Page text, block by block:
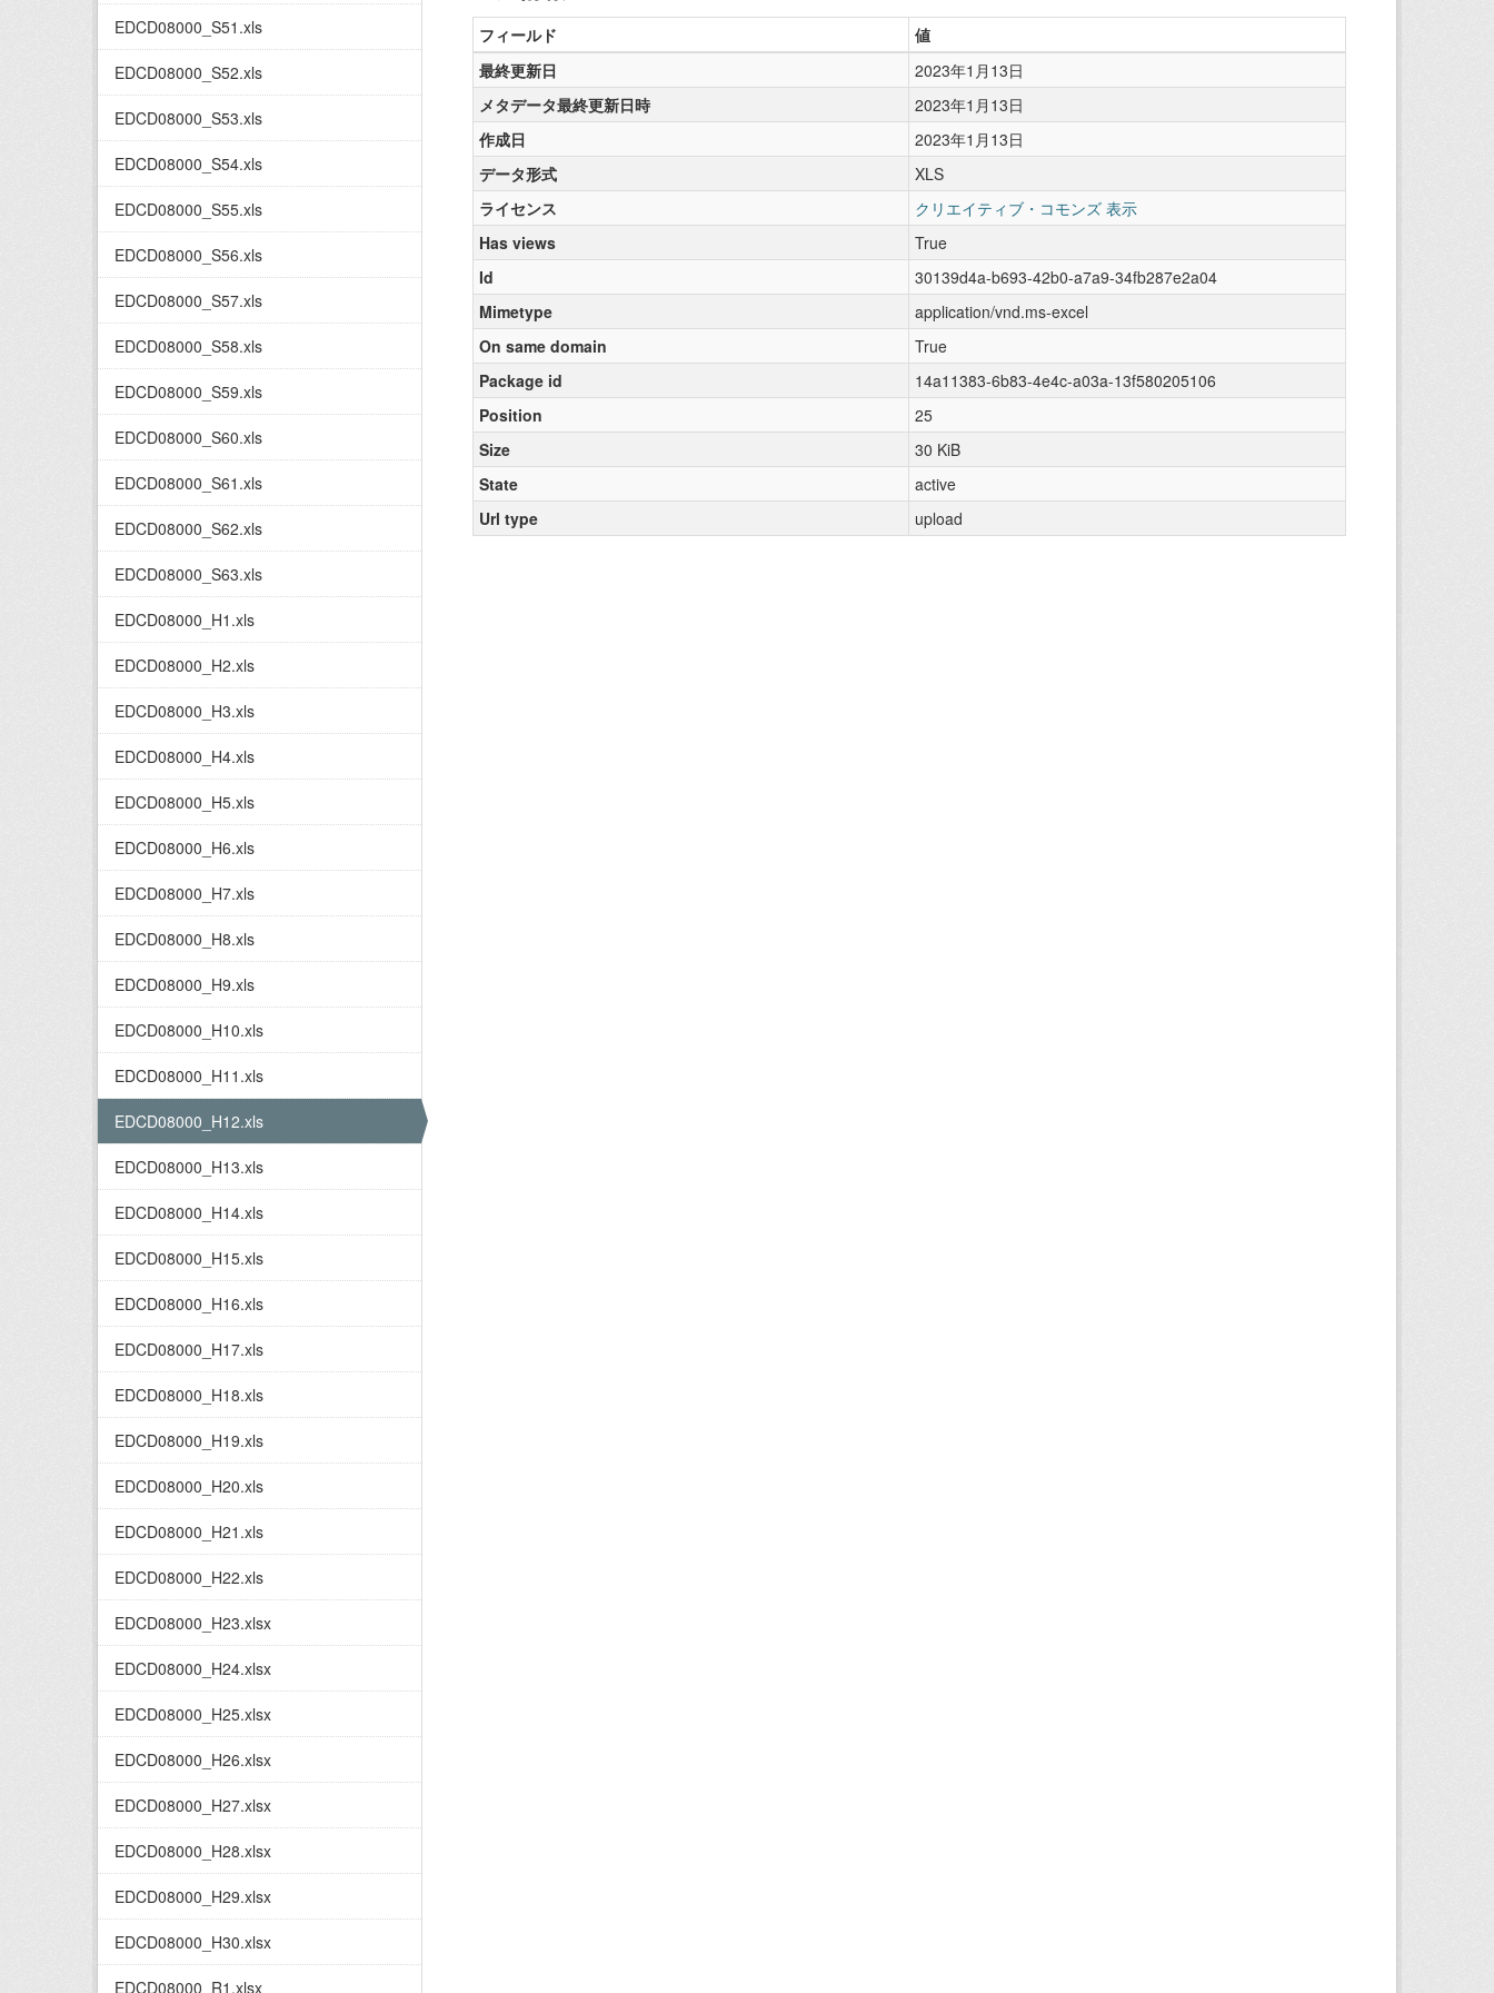
EDCD08000_S51.xls
EDCD08000_S52.xls
EDCD08000_S53.xls
EDCD08000_S54.xls
EDCD08000_S55.xls
EDCD08000_S56.xls
EDCD08000_S57.xls
EDCD08000_S58.xls
EDCD08000_S59.xls
EDCD08000_S60.xls
EDCD08000_S61.xls
EDCD08000_S62.xls
EDCD08000_S63.xls
EDCD08000_H1.xls
EDCD08000_H2.xls
EDCD08000_H3.xls
EDCD08000_H4.xls
EDCD08000_H5.xls
EDCD08000_H6.xls
EDCD08000_H7.xls
EDCD08000_H8.xls
EDCD08000_H9.xls
EDCD08000_H10.xls
EDCD08000_H11.xls
EDCD08000_H12.xls
EDCD08000_H13.xls
EDCD08000_H14.xls
EDCD08000_H15.xls
EDCD08000_H16.xls
EDCD08000_H17.xls
EDCD08000_H18.xls
EDCD08000_H19.xls
EDCD08000_H20.xls
EDCD08000_H21.xls
EDCD08000_H22.xls
EDCD08000_H23.xlsx
EDCD08000_H24.xlsx
EDCD08000_H25.xlsx
EDCD08000_H26.xlsx
EDCD08000_H27.xlsx
EDCD08000_H28.xlsx
EDCD08000_H29.xlsx
EDCD08000_H30.xlsx
EDCD08000_R1.xlsx
フィールド
値
最終更新日
2023年1月13日
メタデータ最終更新日時
2023年1月13日
作成日
2023年1月13日
データ形式
XLS
ライセンス
クリエイティブ・コモンズ 表示
Has views
True
Id
30139d4a-b693-42b0-a7a9-34fb287e2a04
Mimetype
application/vnd.ms-excel
On same domain
True
Package id
14a11383-6b83-4e4c-a03a-13f580205106
Position
25
Size
30 KiB
State
active
Url type
upload